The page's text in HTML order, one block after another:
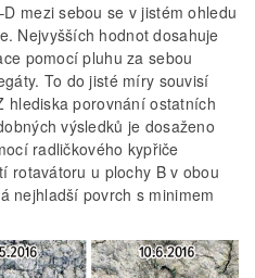
mezi sebou se v jistém ohledu
Nejvyšších hodnot dosahuje
pomocí pluhu za sebou
To do jisté míry souvisí
hlediska porovnání ostatních
výsledků je dosaženo
radličkového kypřiče
rotavátoru u plochy B v obou
nejhladší povrch s minimem